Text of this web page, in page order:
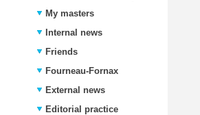
My masters
Internal news
Friends
Fourneau-Fornax
External news
Editorial practice